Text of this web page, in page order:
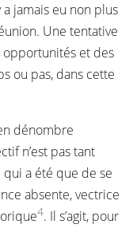
jamais eu non plus
Une tentative
opportunités et des
ou pas, dans cette
dénombre
n’est pas tant
a été que de se
absente, vectrice
4. Il s’agit, pour